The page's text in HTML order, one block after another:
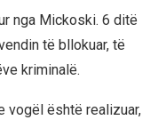
nga Mickoski. 6 ditë
të bllokuar, të
kriminalë.
vogël është realizuar,